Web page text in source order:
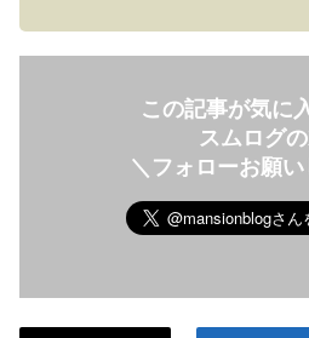
この記事が気に
スムログ
＼フォローお願